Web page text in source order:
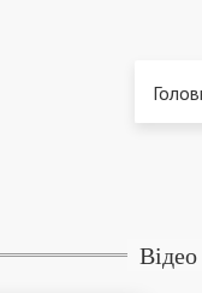
Відео